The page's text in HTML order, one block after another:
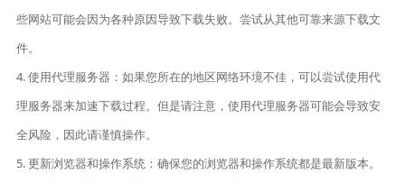
些网站可能会因为各种原因导致下载失败。尝试从其他可靠来源下载文
件。
4. 使用代理服务器：如果您所在的地区网络环境不佳，可以尝试使用代
理服务器来加速下载过程。但是请注意，使用代理服务器可能会导致安
全风险，因此请谨慎操作。
5. 更新浏览器和操作系统：确保您的浏览器和操作系统都是最新版本。